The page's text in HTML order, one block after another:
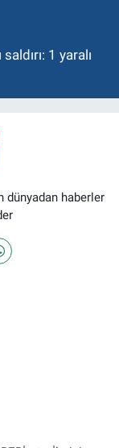
1 yaralı
dünyadan haberler